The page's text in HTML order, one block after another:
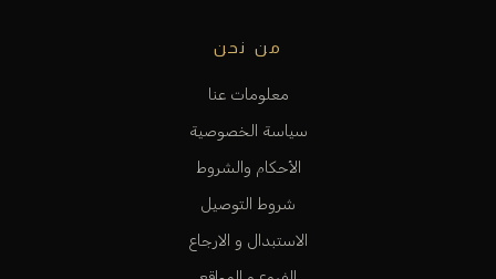
من نحن
معلومات عنا
سياسة الخصوصية
الأحكام والشروط
شروط التوصيل
الاستبدال و الارجاع